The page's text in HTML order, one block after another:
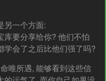
另一个方面:
库要分享给你? 他们不怕
学会了之后比他们强了吗?
唯所遇, 能够看到这些信